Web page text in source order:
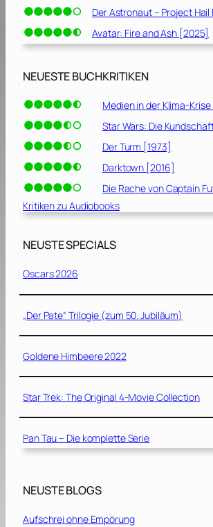
Der Astronaut – Project
Avatar: Fire and Ash [2025]
NEUESTE BUCHKRITIKEN
Medien in der Klima-
Star Wars: Die
Der Turm [1973]
Darktown [2016]
Die Rache von Captain
Kritiken zu Audiobooks
NEUSTE SPECIALS
Oscars 2026
„Der Pate“ Trilogie (zum 50. Jubiläum)
Goldene Himbeere 2022
Star Trek: The Original 4-Movie Collection
Pan Tau – Die komplette Serie
NEUSTE BLOGS
Aufschrei ohne Empörung